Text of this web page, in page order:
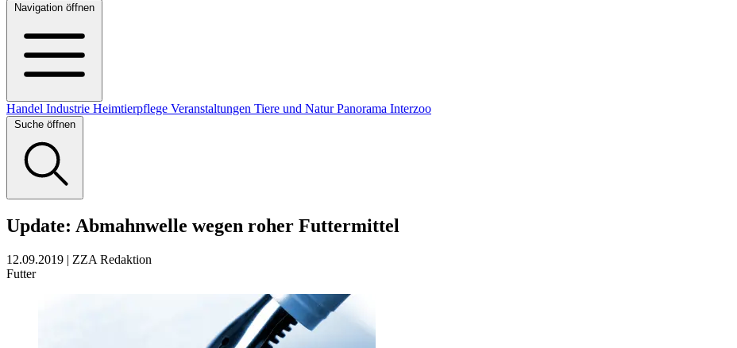
Navigation öffnen
Handel Industrie Heimtierpflege Veranstaltungen Tiere und NaturPanorama Interzoo
Suche öffnen
Update: Abmahnwelle wegen roher Futtermittel
12.09.2019 | ZZA Redaktion
Futter